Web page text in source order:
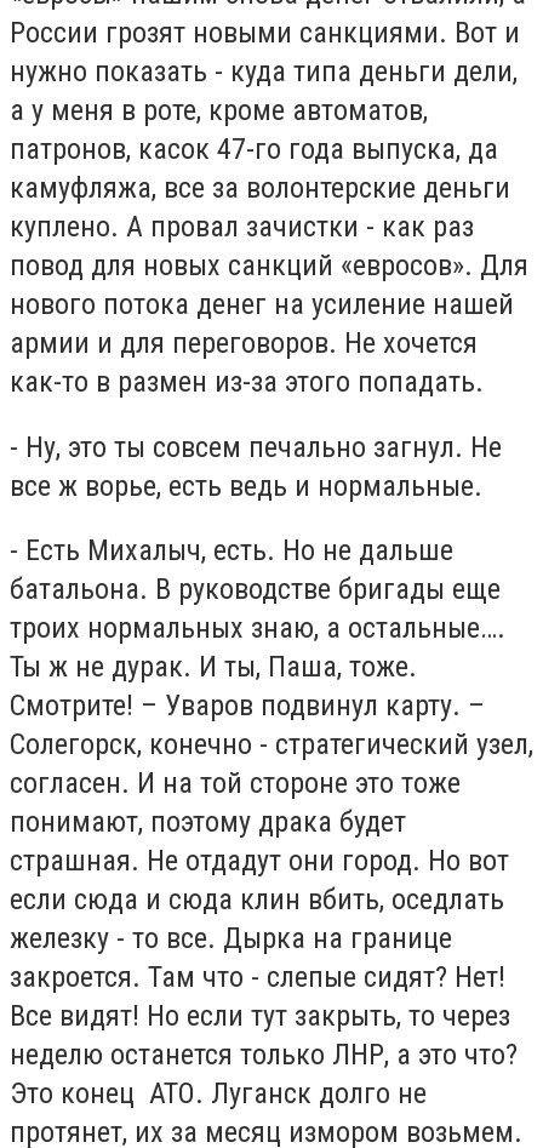
России грозят новыми санкциями. Вот и
нужно показать - куда типа деньги дели,
а у меня в роте, кроме автоматов,
патронов, касок 47-го года выпуска, да
камуфляжа, все за волонтерские деньги
куплено. А провал зачистки - как раз
повод для новых санкций «евросов». Для
нового потока денег на усиление нашей
армии и для переговоров. Не хочется
как-то в размен из-за этого попадать.
- Ну, это ты совсем печально загнул. Не
все ж ворье, есть ведь и нормальные.
- Есть Михалыч, есть. Но не дальше
батальона. В руководстве бригады еще
троих нормальных знаю, а остальные….
Ты ж не дурак. И ты, Паша, тоже.
Смотрите! – Уваров подвинул карту. –
Солегорск, конечно - стратегический узел,
согласен. И на той стороне это тоже
понимают, поэтому драка будет
страшная. Не отдадут они город. Но вот
если сюда и сюда клин вбить, оседлать
железку - то все. Дырка на границе
закроется. Там что - слепые сидят? Нет!
Все видят! Но если тут закрыть, то через
неделю останется только ЛНР, а это что?
Это конец АТО. Луганск долго не
протянет, их за месяц измором возьмем.